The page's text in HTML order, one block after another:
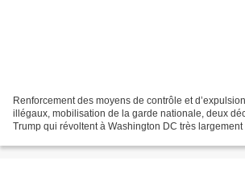
Renforcement des moyens de contrôle et
illégaux, mobilisation de la garde nationale, deux
Trump qui révoltent à Washington DC très largement